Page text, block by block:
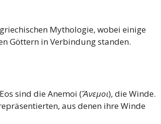
Mythologie, wobei einige
Göttern in Verbindung standen.
sind die Anemoi (Ἄνεμοι), die Winde.
aus denen ihre Winde